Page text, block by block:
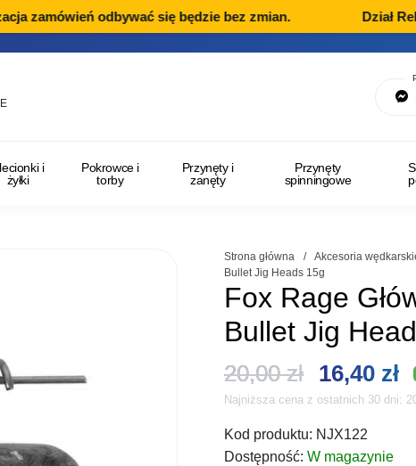
zamówień odbywać się będzie bez zmian. Dział
i
żyłki
Pokrowce i
torby
Przynęty i
zanęty
Przynęty
spinningowe
Strona główna / Akcesoria
Bullet Jig Heads 15g
Fox Rage
Bullet Jig
20,00zł
cena
wynosiła:
16,40 zł
Najniższa cena z ostatnich 30 dni:
Kod produktu: NJX122
Dostępność:W magazynie